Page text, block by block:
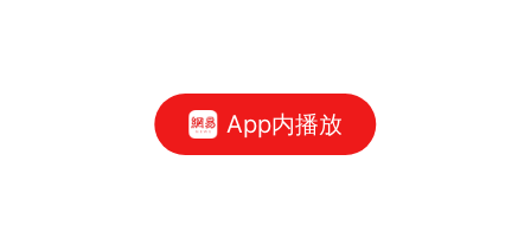
App内播放